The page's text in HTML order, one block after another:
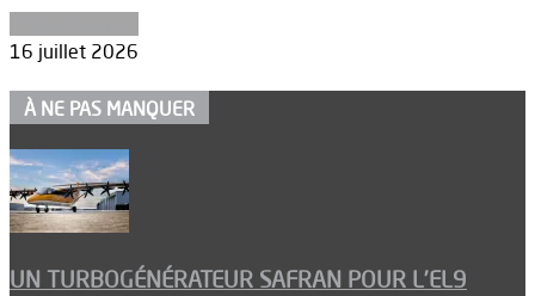
16 juillet 2026
À NE PAS MANQUER
UN TURBOGÉNÉRATEUR SAFRAN POUR L’EL9